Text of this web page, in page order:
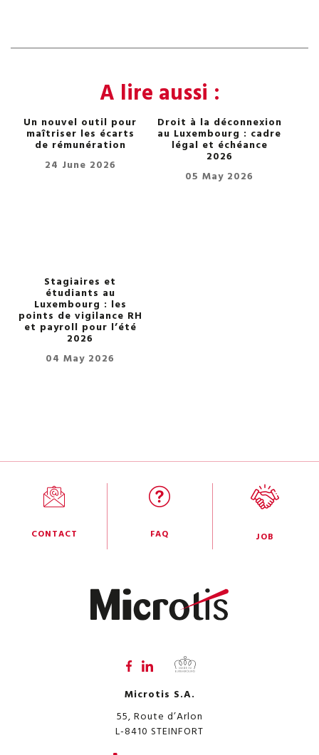
A lire aussi :
Un nouvel outil pour
maîtriser les écarts
de rémunération
24 June 2026
Droit à la déconnexion
au Luxembourg : cadre
légal et échéance
2026
05 May 2026
Stagiaires et
étudiants au
Luxembourg : les
points de vigilance RH
et payroll pour l’été
2026
04 May 2026
CONTACT FAQ JOB
Microtis S.A.
55, Route d’Arlon
L-8410 STEINFORT